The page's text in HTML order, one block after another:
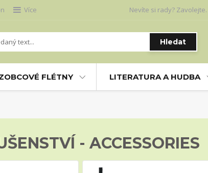
Více
Hledat
Nevíte si rady? Zavolejte.
FLÉTNY LITERATURA A HUDBA
- ACCESSORIES